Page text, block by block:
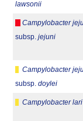
lawsonii
Campylobacter
subsp. jejuni
Campylobacter
subsp. doylei
Campylobacter lari